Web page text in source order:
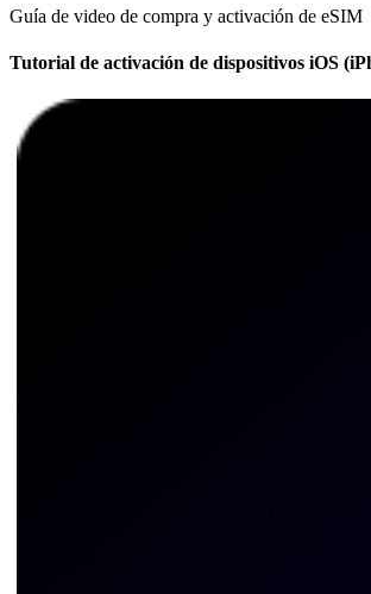
Guía de video de compra y activación de eSIM
Tutorial de activación de dispositivos iOS